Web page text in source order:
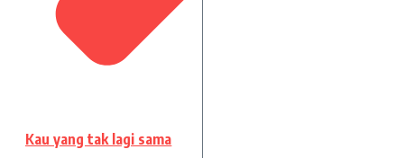
Kau yang tak lagi sama